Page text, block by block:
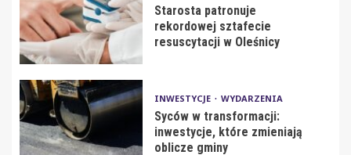
Starosta patronuje
rekordowej sztafecie
resuscytacji w Oleśnicy
INWESTYCJE WYDARZENIA
Syców w transformacji:
inwestycje, które zmieniają
oblicze gminy